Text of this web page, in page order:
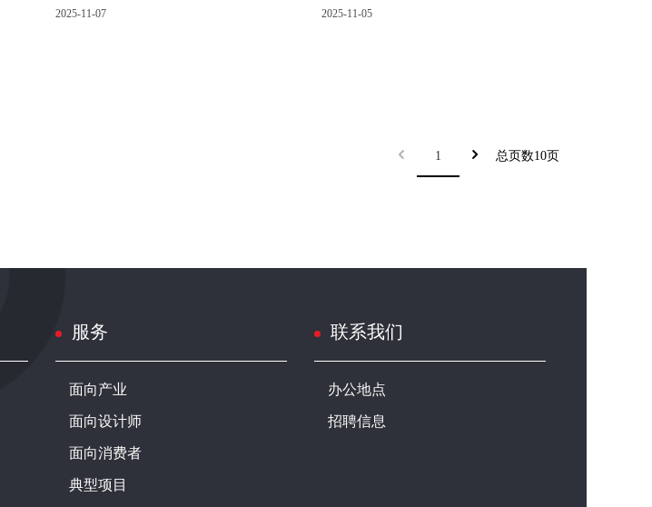
2025-11-07 2025-11-05
1 总页数10页
服务
面向产业
面向设计师
面向消费者
典型项目
联系我们
办公地点
招聘信息